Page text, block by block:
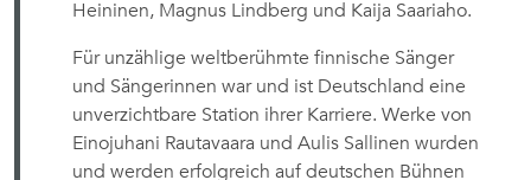
Heininen, Magnus Lindberg und Kaija Saariaho.
Für unzählige weltberühmte finnische Sänger
und Sängerinnen war und ist Deutschland eine
unverzichtbare Station ihrer Karriere. Werke von
Einojuhani Rautavaara und Aulis Sallinen wurden
und werden erfolgreich auf deutschen Bühnen